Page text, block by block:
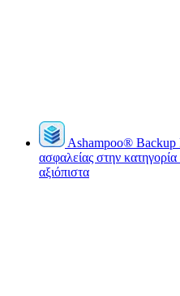
Ashampoo® Backup
ασφαλείας στην
αξιόπιστα